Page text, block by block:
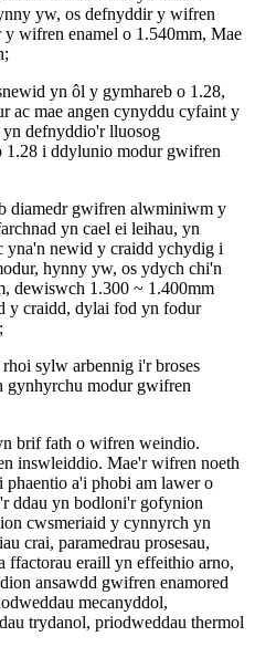
yw, os defnyddir y wifren
wifren enamel o 1.540mm, Mae
yn ôl y gymhareb o 1.28,
ac mae angen cynyddu cyfaint y
defnyddio'r lluosog
1.28 i ddylunio modur gwifren
diamedr gwifren alwminiwm y
yn cael ei leihau, yn
yna'n newid y craidd ychydig i
hynny yw, os ydych chi'n
dewiswch 1.300 ~ 1.400mm
y craidd, dylai fod yn fodur
sylw arbennig i'r broses
modur gwifren
brif fath o wifren weindio.
inswleiddio. Mae'r wifren noeth
a'i phobi am lawer o
ddau yn bodloni'r gofynion
cwsmeriaid y cynnyrch yn
crai, paramedrau prosesau,
ffactorau eraill yn effeithio arno,
ansawdd gwifren enamored
mecanyddol,
trydanol, priodweddau thermol